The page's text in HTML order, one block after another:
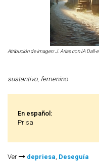
Atribución de imagen: J. Arias con IA Dall-e
sustantivo, femenino
En español:
Prisa
Ver depriesa, Deseguía